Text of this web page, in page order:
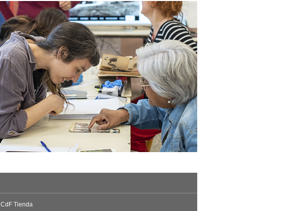
CdF Tienda